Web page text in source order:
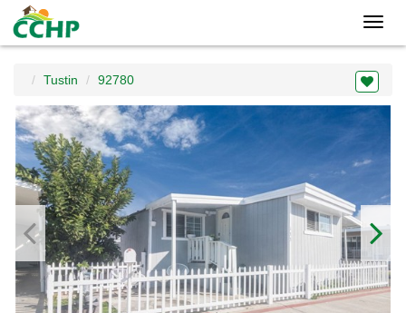
Tustin 92780